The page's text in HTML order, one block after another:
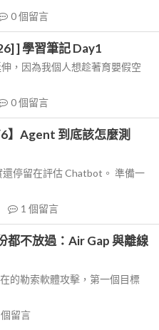
0個留言
] 學習筆記 Day1
，因為我個人想趁著育嬰假空
0個留言
】Agent 到底該怎麼測
停留在評估 Chatbot。 準備一
1 個留言
都不放過：Air Gap 與離線
的勒索軟體攻擊，第一個目標
個留言